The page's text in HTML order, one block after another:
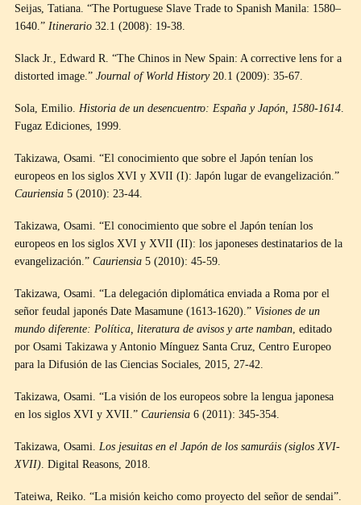
Seijas, Tatiana. “The Portuguese Slave Trade to Spanish Manila: 1580–
1640.” Itinerario 32.1 (2008): 19-38.
Slack Jr., Edward R. “The Chinos in New Spain: A corrective lens for a
distorted image.” Journal of World History20.1 (2009): 35-67.
Sola, Emilio. Historia de un desencuentro: España y Japón, 1580-1614.
Fugaz Ediciones, 1999.
Takizawa, Osami. “El conocimiento que sobre el Japón tenían los
europeos en los siglos XVI y XVII (I): Japón lugar de evangelización.”
Cauriensia 5 (2010): 23-44.
Takizawa, Osami. “El conocimiento que sobre el Japón tenían los
europeos en los siglos XVI y XVII (II): los japoneses destinatarios de la
evangelización.” Cauriensia 5 (2010): 45-59.
Takizawa, Osami. “La delegación diplomática enviada a Roma por el
señor feudal japonés Date Masamune (1613-1620).” Visiones de un
mundo diferente: Política, literatura de avisos y arte namban, editado
por Osami Takizawa y Antonio Mínguez Santa Cruz, Centro Europeo
para la Difusión de las Ciencias Sociales, 2015, 27-42.
Takizawa, Osami. “La visión de los europeos sobre la lengua japonesa
en los siglos XVI y XVII.” Cauriensia 6 (2011): 345-354.
Takizawa, Osami. Los jesuitas en el Japón de los samuráis (siglos XVI-
XVII). Digital Reasons, 2018.
Tateiwa, Reiko. “La misión keicho como proyecto del señor de sendai”.